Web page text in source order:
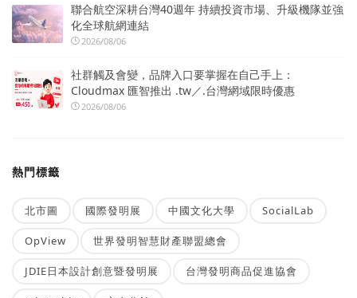
聯合航空深耕台灣40週年 持續投資市場、升級機隊並強
化全球航網連結
2026/08/06
社群觸及會變，品牌入口要掌握在自己手上：
Cloudmax 匯智推出 .tw／.台灣網域限時優惠
2026/08/06
熱門標籤
北市圖 國際發明展 中國文化大學 SocialLab
OpView 世界發明智慧財產聯盟總會
JDIE日本設計創意暨發明展 台灣發明商品促進協會